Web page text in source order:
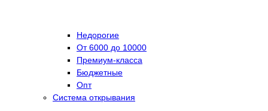
Недорогие
От 6000 до 10000
Премиум-класса
Бюджетные
Опт
Система открывания